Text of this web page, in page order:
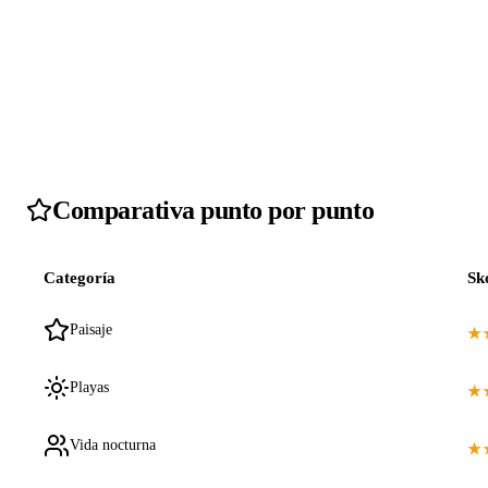
Comparativa punto por punto
Categoría
Paisaje
Playas
Vida nocturna